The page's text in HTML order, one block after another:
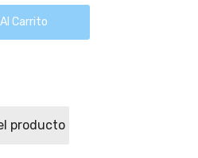
Carrito
producto